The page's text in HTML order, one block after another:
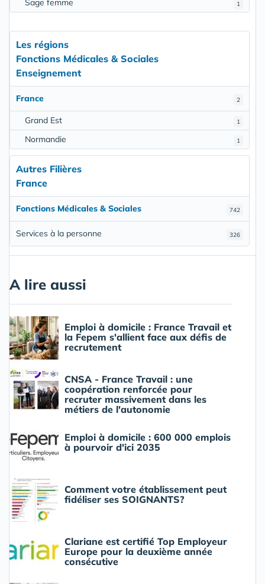
1
Sage femme
Les régions
Fonctions Médicales & Sociales
Enseignement
2
France
1
Grand Est
1
Normandie
Autres Filières
France
742
Fonctions Médicales & Sociales
326
Services à la personne
A lire aussi
Emploi à domicile : France Travail et
la Fepem s'allient face aux défis de
recrutement
CNSA - France Travail : une
coopération renforcée pour
recruter massivement dans les
métiers de l'autonomie
Emploi à domicile : 600 000 emplois
à pourvoir d'ici 2035
Comment votre établissement peut
fidéliser ses SOIGNANTS?
Clariane est certifié Top Employeur
Europe pour la deuxième année
consécutive